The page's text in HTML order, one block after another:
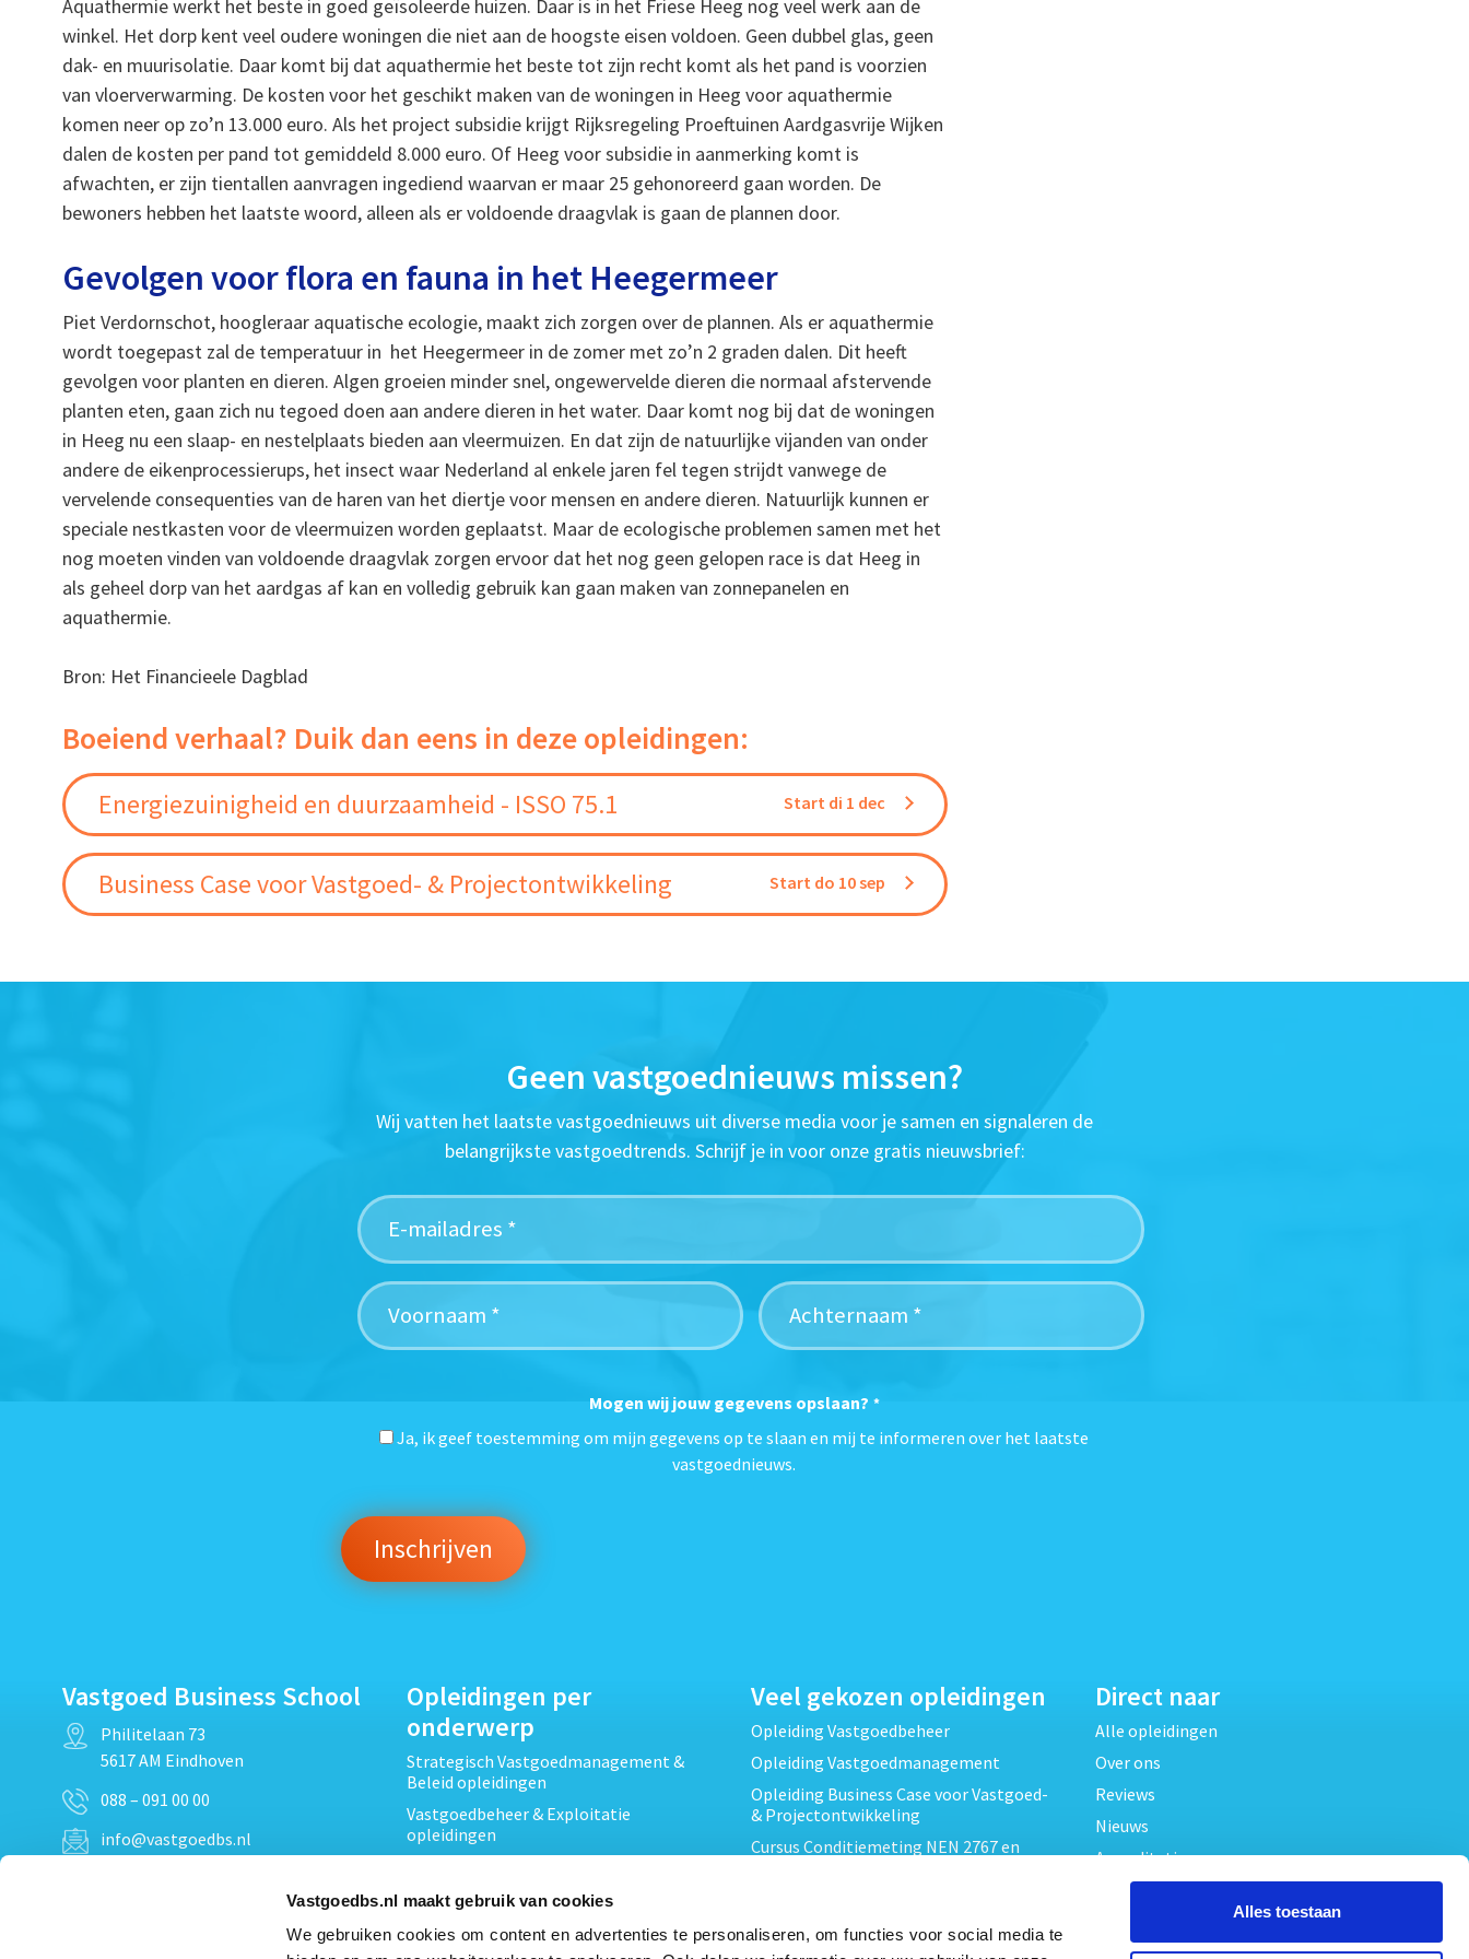
Vastgoedbs.nl maakt gebruik van cookies
We gebruiken cookies om content en advertenties te personaliseren, om functies voor social media te
Alles toestaan
Aquathermie werkt het beste in goed geïsoleerde huizen. Daar is in het Friese Heeg nog veel werk aan de
winkel. Het dorp kent veel oudere woningen die niet aan de hoogste eisen voldoen. Geen dubbel glas, geen
dak- en muurisolatie. Daar komt bij dat aquathermie het beste tot zijn recht komt als het pand is voorzien
van vloerverwarming. De kosten voor het geschikt maken van de woningen in Heeg voor aquathermie
komen neer op zo’n 13.000 euro. Als het project subsidie krijgt Rijksregeling Proeftuinen Aardgasvrije Wijken
dalen de kosten per pand tot gemiddeld 8.000 euro. Of Heeg voor subsidie in aanmerking komt is
afwachten, er zijn tientallen aanvragen ingediend waarvan er maar 25 gehonoreerd gaan worden. De
bewoners hebben het laatste woord, alleen als er voldoende draagvlak is gaan de plannen door.
Gevolgen voor flora en fauna in het Heegermeer
Piet Verdornschot, hoogleraar aquatische ecologie, maakt zich zorgen over de plannen. Als er aquathermie
wordt toegepast zal de temperatuur in het Heegermeer in de zomer met zo’n 2 graden dalen. Dit heeft
gevolgen voor planten en dieren. Algen groeien minder snel, ongewervelde dieren die normaal afstervende
planten eten, gaan zich nu tegoed doen aan andere dieren in het water. Daar komt nog bij dat de woningen
in Heeg nu een slaap- en nestelplaats bieden aan vleermuizen. En dat zijn de natuurlijke vijanden van onder
andere de eikenprocessierups, het insect waar Nederland al enkele jaren fel tegen strijdt vanwege de
vervelende consequenties van de haren van het diertje voor mensen en andere dieren. Natuurlijk kunnen er
speciale nestkasten voor de vleermuizen worden geplaatst. Maar de ecologische problemen samen met het
nog moeten vinden van voldoende draagvlak zorgen ervoor dat het nog geen gelopen race is dat Heeg in
als geheel dorp van het aardgas af kan en volledig gebruik kan gaan maken van zonnepanelen en
aquathermie.
Bron: Het Financieele Dagblad
Boeiend verhaal? Duik dan eens in deze opleidingen:
Energiezuinigheid en duurzaamheid - ISSO 75.1 Start di 1 dec
Business Case voor Vastgoed- & Projectontwikkeling Start do 10 sep
Geen vastgoednieuws missen?
Wij vatten het laatste vastgoednieuws uit diverse media voor je samen en signaleren de
belangrijkste vastgoedtrends. Schrijf je in voor onze gratis nieuwsbrief:
Mogen wij jouw gegevens opslaan? *
Ja, ik geef toestemming om mijn gegevens op te slaan en mij te informeren over het laatste
vastgoednieuws.
Vastgoed Business School
Philitelaan 73
5617 AM Eindhoven
088 – 091 00 00
info@vastgoedbs.nl
Opleidingen per
onderwerp
Strategisch Vastgoedmanagement &
Beleid opleidingen
Vastgoedbeheer & Exploitatie
opleidingen
Projectontwikkeling &
Techniek, Onderhoud & Inspectie
Veel gekozen opleidingen
Opleiding Vastgoedbeheer
Opleiding Vastgoedmanagement
Opleiding Business Case voor Vastgoed-
& Projectontwikkeling
Cursus Conditiemeting NEN 2767 en
Cursus EP-W Basis Woningen
Direct naar
Alle opleidingen
Over ons
Reviews
Nieuws
Accreditaties
Algemene voorwaarden